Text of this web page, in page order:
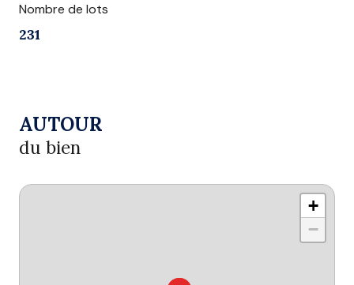
Nombre de lots
231
AUTOUR
du bien
+
−